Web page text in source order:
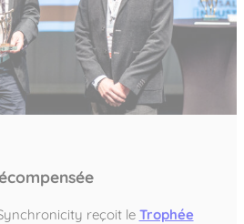
reçoit le Trophée